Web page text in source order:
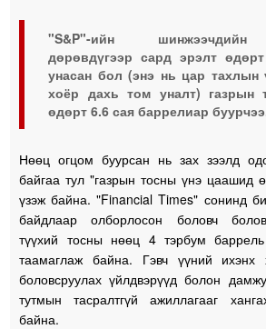
"S&P"-ийн шинжээчдийн
дөрөвдүгээр сард эрэлт
унасан бол (энэ нь цар тахлын
хоёр дахь том уналт) газрын
өдөрт 6.6 сая баррелиар
Нөөц огцом буурсан нь зах зээлд
байгаа тул "газрын тосны үнэ цаашид
үзэж байна. "Financial Times" сонинд
байдлаар олборлосон боловч
түүхий тосны нөөц 4 тэрбум
таамаглаж байна. Гэвч үүний ихэнх
боловсруулах үйлдвэрүүд болон
тутмын тасралтгүй ажиллагааг
байна.